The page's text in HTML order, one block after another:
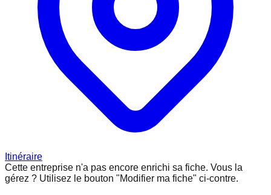
Itinéraire
Cette entreprise n'a pas encore enrichi sa fiche. Vous la
gérez ? Utilisez le bouton "Modifier ma fiche" ci-contre.